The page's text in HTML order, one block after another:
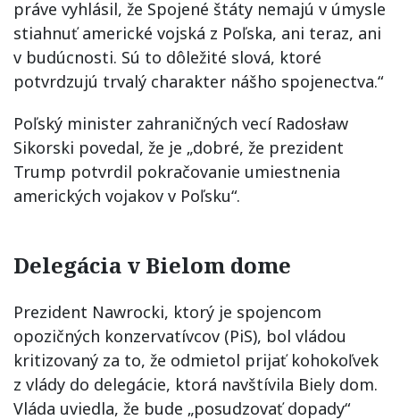
práve vyhlásil, že Spojené štáty nemajú v úmysle
stiahnuť americké vojská z Poľska, ani teraz, ani
v budúcnosti. Sú to dôležité slová, ktoré
potvrdzujú trvalý charakter nášho spojenectva.“
Poľský minister zahraničných vecí Radosław
Sikorski povedal, že je „dobré, že prezident
Trump potvrdil pokračovanie umiestnenia
amerických vojakov v Poľsku“.
Delegácia v Bielom dome
Prezident Nawrocki, ktorý je spojencom
opozičných konzervatívcov (PiS), bol vládou
kritizovaný za to, že odmietol prijať kohokoľvek
z vlády do delegácie, ktorá navštívila Biely dom.
Vláda uviedla, že bude „posudzovať dopady“